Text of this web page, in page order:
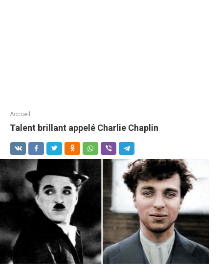
Accueil
Talent brillant appelé Charlie Chaplin